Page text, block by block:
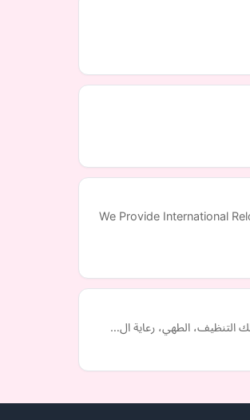
We Provide International
التنظيف، الطهي، رعاية ال…